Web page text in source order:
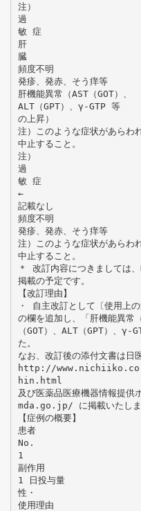
注）
過
敏 症
肝
臓
頻度不明
発疹、発赤、そう痒等
肝機能異常（AST（GOT）、
ALT（GPT）、γ-GTP 等
の上昇）
注）このような症状があらわ
中止すること。
注）
過
敏 症
←
記載なし
頻度不明
発疹、発赤、そう痒等
注）このような症状があらわ
中止すること。
＊ 改訂内容につきまして
掲載の予定です。
【改訂理由】
・ 自主改訂として〔使用上
の欄を追加し、「肝機能異常
（GOT）、ALT（GPT）、γ-
た。
なお、改訂後の添付文書は日
http://
hin.html
及び医薬品医療機器情報
mda.go.jp/ に掲載いたしま
【症例の概要】
患者
No.
1
副作用
1 日投与量
性・
使用理由